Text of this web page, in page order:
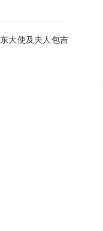
大使及夫人包吉